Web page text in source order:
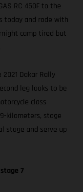
RC 450F to the
today and rode with
camp tired but
Dakar Rally
leg looks to be
class
kilometers, stage
stage and serve up
7